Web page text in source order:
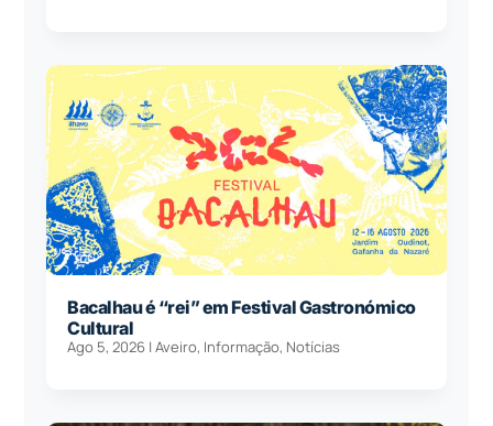
Bacalhau é “rei” em Festival Gastronómico
Cultural
Ago 5, 2026 |Aveiro, Informação, Notícias